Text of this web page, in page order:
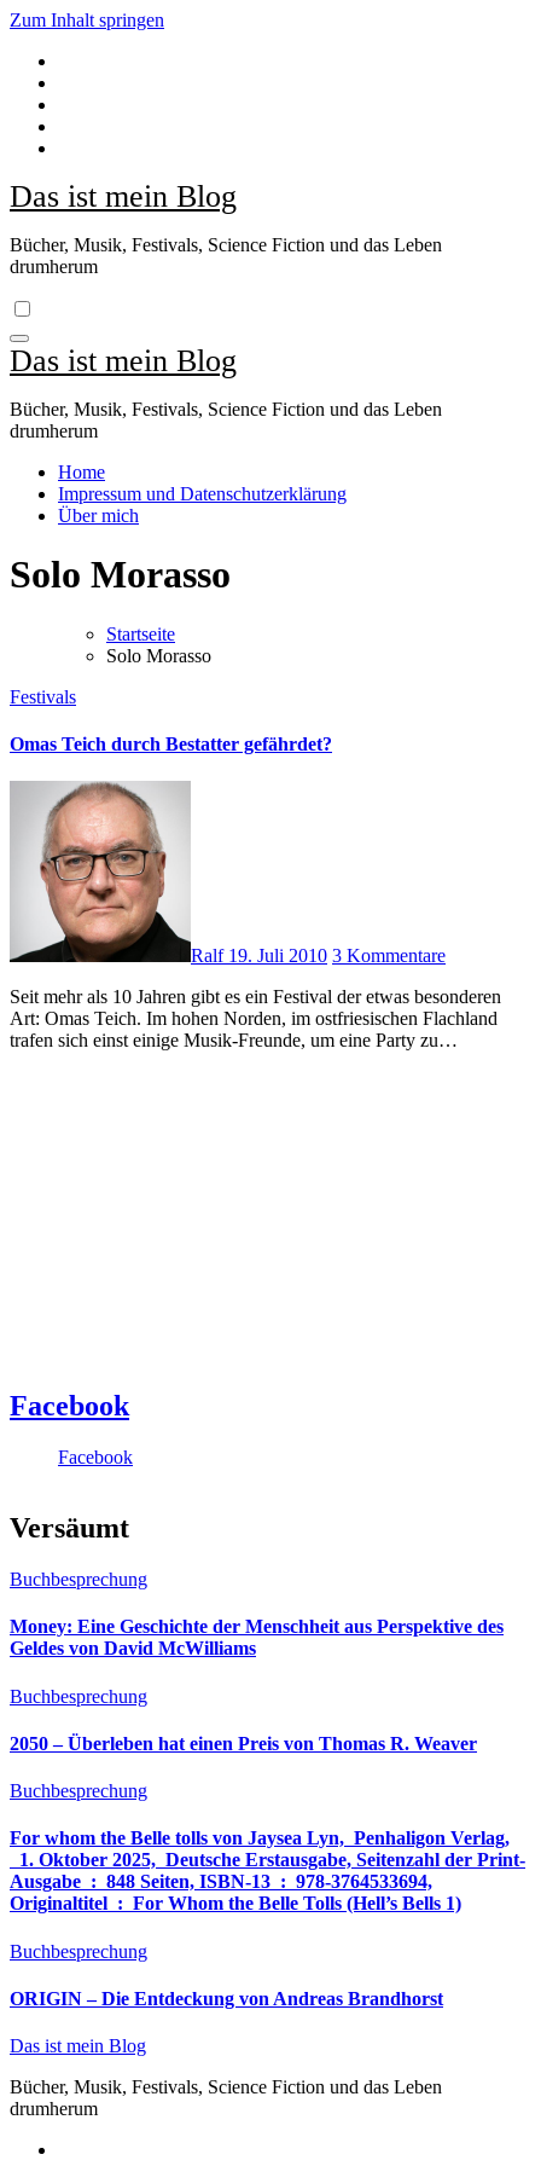
Zum Inhalt springen
Das ist mein Blog
Bücher, Musik, Festivals, Science Fiction und das Leben
drumherum
Das ist mein Blog
Bücher, Musik, Festivals, Science Fiction und das Leben
drumherum
Home
Impressum und Datenschutzerklärung
Über mich
Solo Morasso
Startseite
Solo Morasso
Festivals
Omas Teich durch Bestatter gefährdet?
Ralf 19. Juli 2010 3 Kommentare
Seit mehr als 10 Jahren gibt es ein Festival der etwas besonderen
Art: Omas Teich. Im hohen Norden, im ostfriesischen Flachland
trafen sich einst einige Musik-Freunde, um eine Party zu…
Facebook
Facebook
Versäumt
Buchbesprechung
Money: Eine Geschichte der Menschheit aus Perspektive des
Geldes von David McWilliams
Buchbesprechung
2050 – Überleben hat einen Preis von Thomas R. Weaver
Buchbesprechung
For whom the Belle tolls von Jaysea Lyn, ‎ Penhaligon Verlag,
‎ 1. Oktober 2025, ‎ Deutsche Erstausgabe, Seitenzahl der Print-
Ausgabe ‏ : ‎ 848 Seiten, ISBN-13 ‏ : ‎ 978-3764533694,
Originaltitel ‏ : ‎ For Whom the Belle Tolls (Hell’s Bells 1)
Buchbesprechung
ORIGIN – Die Entdeckung von Andreas Brandhorst
Das ist mein Blog
Bücher, Musik, Festivals, Science Fiction und das Leben
drumherum